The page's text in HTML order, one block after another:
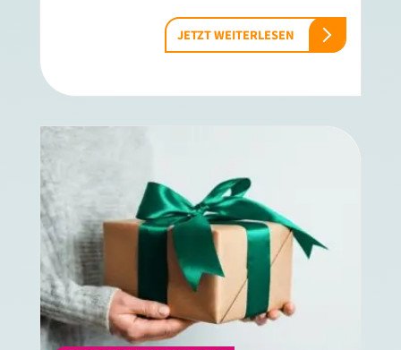
JETZT WEITERLESEN